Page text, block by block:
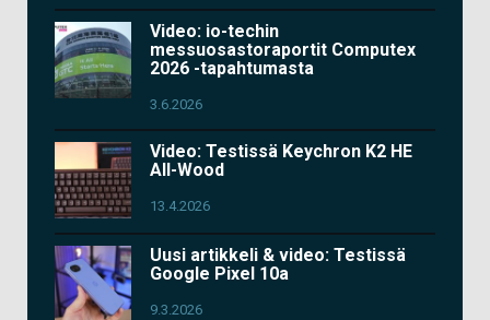
Video: io-techin
messuosastoraportit Computex
2026 -tapahtumasta
3.6.2026
Video: Testissä Keychron K2 HE
All-Wood
13.4.2026
Uusi artikkeli & video: Testissä
Google Pixel 10a
9.3.2026